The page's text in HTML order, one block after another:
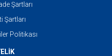
Şartları
Şartları
Politikası